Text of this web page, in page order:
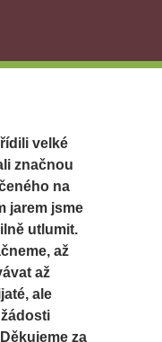
velké
značnou
na
jarem jsme
utlumit.
až
až
ale
za